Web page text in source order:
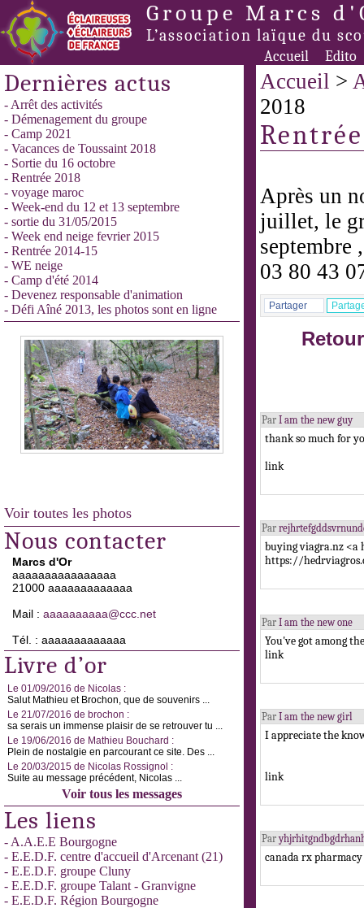
Groupe Marcs
L’association laïque du
Accueil Edito
Dernières actus
- Arrêt des activités
- Démenagement du groupe
- Camp 2021
- Vacances de Toussaint 2018
- Sortie du 16 octobre
- Rentrée 2018
- voyage maroc
- Week-end du 12 et 13 septembre
- sortie du 31/05/2015
- Week end neige fevrier 2015
- Rentrée 2014-15
- WE neige
- Camp d'été 2014
- Devenez responsable d'animation
- Défi Aîné 2013, les photos sont en ligne
Voir toutes les photos
Nous contacter
Marcs d'Or
aaaaaaaaaaaaaaaa
21000 aaaaaaaaaaaaa
Mail : aaaaaaaaaa@ccc.net
Tél. : aaaaaaaaaaaaa
Livre d’or
Le 01/09/2016 de Nicolas :
Salut Mathieu et Brochon, que de souvenirs ...
Le 21/07/2016 de brochon :
sa serais un immense plaisir de se retrouver tu ...
Le 19/06/2016 de Mathieu Bouchard :
Plein de nostalgie en parcourant ce site. Des ...
Le 20/03/2015 de Nicolas Rossignol :
Suite au message précédent, Nicolas ...
Voir tous les messages
Les liens
- A.A.E.E Bourgogne
- E.E.D.F. centre d'accueil d'Arcenant (21)
- E.E.D.F. groupe Cluny
- E.E.D.F. groupe Talant - Granvigne
- E.E.D.F. Région Bourgogne
Accueil >
2018
Après un
juillet, le
septembre
03 80 43
Partager
Par I am the new guy
thank so much for
link
Par
buying viagra.nz
https://
Par I am the new one
You've got among
link
Par I am the new girl
I appreciate the
link
Par
canada rx